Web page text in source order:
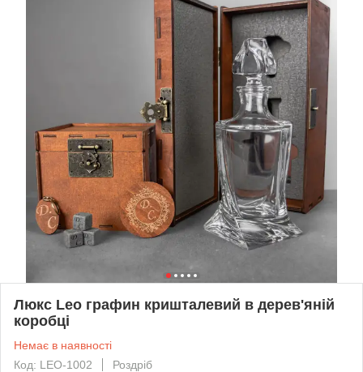
Люкс Leo графин кришталевий в дерев'яній
коробці
Немає в наявності
Код: LEO-1002
Роздріб